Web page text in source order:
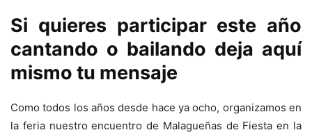
Si quieres participar este año
cantando o bailando deja aquí
mismo tu mensaje
Como todos los años desde hace ya ocho, organizamos en
la feria nuestro encuentro de Malagueñas de Fiesta en la